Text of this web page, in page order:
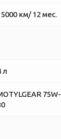
км/ 12 мес.
л
75W-